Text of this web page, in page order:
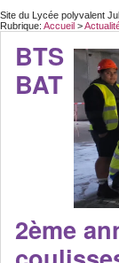
Site du Lycée polyvalent
Rubrique: Accueil >
BTS
BAT
2ème